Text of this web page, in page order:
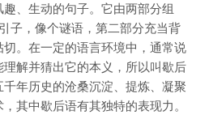
、生动的句子。它由两部分组
子，像个谜语，第二部分充当背
。在一定的语言环境中，通常说
解并猜出它的本义，所以叫歇后
年历史的沧桑沉淀、提炼、凝聚
其中歇后语有其独特的表现力。